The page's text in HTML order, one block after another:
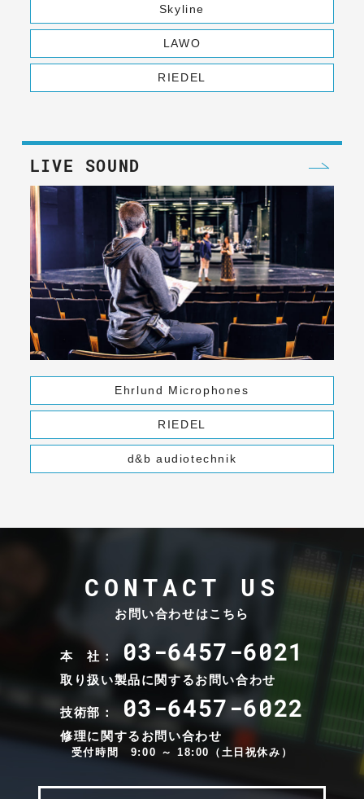
Skyline
LAWO
RIEDEL
LIVE SOUND
Ehrlund Microphones
RIEDEL
d&b audiotechnik
CONTACT US
お問い合わせはこちら
本 社： 03-6457-6021
取り扱い製品に関するお問い合わせ
技術部： 03-6457-6022
修理に関するお問い合わせ
受付時間 9:00 ～ 18:00（土日祝休み）